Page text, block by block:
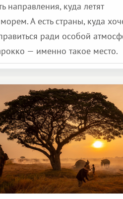
направления, куда летят
А есть страны, куда
ради особой
— именно такое место.